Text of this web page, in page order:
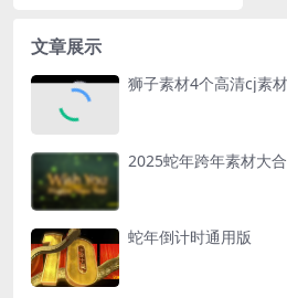
文章展示
狮子素材4个高清cj素
2025蛇年跨年素材大
蛇年倒计时通用版